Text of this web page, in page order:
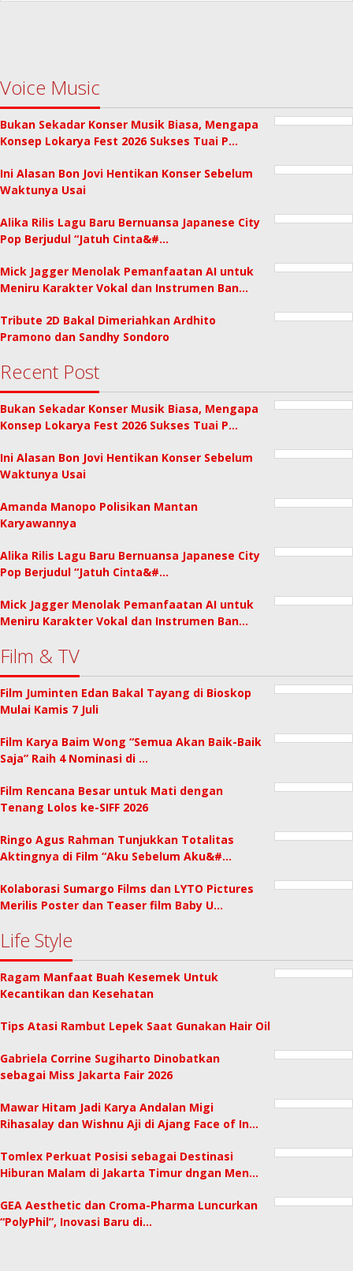
Voice Music
Bukan Sekadar Konser Musik Biasa, Mengapa
Konsep Lokarya Fest 2026 Sukses Tuai P…
Ini Alasan Bon Jovi Hentikan Konser Sebelum
Waktunya Usai
Alika Rilis Lagu Baru Bernuansa Japanese City
Pop Berjudul “Jatuh Cinta&#…
Mick Jagger Menolak Pemanfaatan AI untuk
Meniru Karakter Vokal dan Instrumen Ban…
Tribute 2D Bakal Dimeriahkan Ardhito
Pramono dan Sandhy Sondoro
Recent Post
Bukan Sekadar Konser Musik Biasa, Mengapa
Konsep Lokarya Fest 2026 Sukses Tuai P…
Ini Alasan Bon Jovi Hentikan Konser Sebelum
Waktunya Usai
Amanda Manopo Polisikan Mantan
Karyawannya
Alika Rilis Lagu Baru Bernuansa Japanese City
Pop Berjudul “Jatuh Cinta&#…
Mick Jagger Menolak Pemanfaatan AI untuk
Meniru Karakter Vokal dan Instrumen Ban…
Film & TV
Film Juminten Edan Bakal Tayang di Bioskop
Mulai Kamis 7 Juli
Film Karya Baim Wong “Semua Akan Baik-Baik
Saja” Raih 4 Nominasi di …
Film Rencana Besar untuk Mati dengan
Tenang Lolos ke-SIFF 2026
Ringo Agus Rahman Tunjukkan Totalitas
Aktingnya di Film “Aku Sebelum Aku&#…
Kolaborasi Sumargo Films dan LYTO Pictures
Merilis Poster dan Teaser film Baby U…
Life Style
Ragam Manfaat Buah Kesemek Untuk
Kecantikan dan Kesehatan
Tips Atasi Rambut Lepek Saat Gunakan Hair Oil
Gabriela Corrine Sugiharto Dinobatkan
sebagai Miss Jakarta Fair 2026
Mawar Hitam Jadi Karya Andalan Migi
Rihasalay dan Wishnu Aji di Ajang Face of In…
Tomlex Perkuat Posisi sebagai Destinasi
Hiburan Malam di Jakarta Timur dngan Men…
GEA Aesthetic dan Croma-Pharma Luncurkan
“PolyPhil”, Inovasi Baru di…